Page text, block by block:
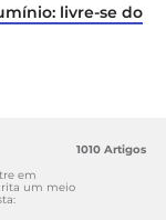
livre-se do
em
um meio
1010 Artigos